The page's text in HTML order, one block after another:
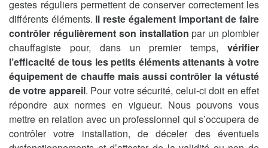
gestes réguliers permettent de conserver correctement les
différents éléments. Il reste également important de faire
contrôler régulièrement son installation par un plombier
chauffagiste pour, dans un premier temps, vérifier
l’efficacité de tous les petits éléments attenants à votre
équipement de chauffe mais aussi contrôler la vétusté
de votre appareil. Pour votre sécurité, celui-ci doit en effet
répondre aux normes en vigueur. Nous pouvons vous
mettre en relation avec un professionnel qui s’occupera de
contrôler votre installation, de déceler des éventuels